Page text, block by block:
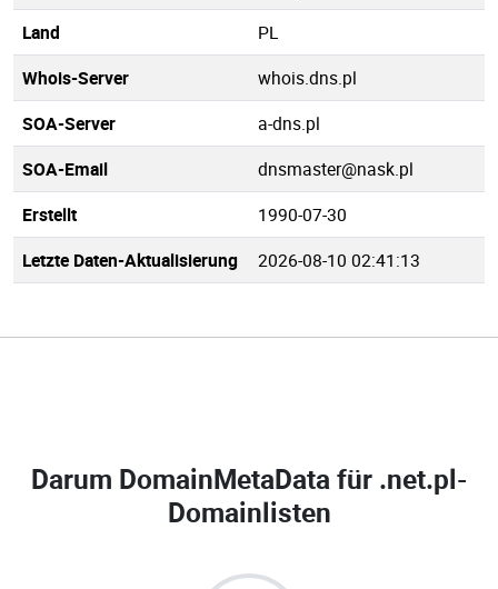
Land
PL
Whois-Server
whois.dns.pl
SOA-Server
a-dns.pl
SOA-Email
dnsmaster@nask.pl
Erstellt
1990-07-30
Letzte Daten-Aktualisierung
2026-08-10 02:41:13
Darum DomainMetaData für .net.pl-
Domainlisten